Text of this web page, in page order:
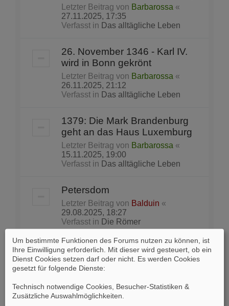
Letzter Beitrag von Barbarossa «
27.11.2025, 17:35
Verfasst in Das alltägliche Leben
26. November 1346 - Karl IV.
wird in Bonn gekrönt
Letzter Beitrag von Barbarossa «
26.11.2025, 21:12
Verfasst in Das alltägliche Leben
1379: Die Mark Brandenburg
geht an das Haus Luxemburg
Letzter Beitrag von Barbarossa «
15.11.2025, 19:00
Verfasst in Das alltägliche Leben
Petersdom
Letzter Beitrag von Balduin «
29.08.2025, 18:27
Verfasst in Die Römer
Lieblingsbeschäftigung der
Partei vor Wahlen in den USA:
das „Gerrymandering“
Letzter Beitrag vonSkeptik«
22.08.2025, 15:20
Verfasst in
Um bestimmte Funktionen des Forums nutzen zu können, ist
Ihre Einwilligung erforderlich. Mit dieser wird gesteuert, ob ein
Dienst Cookies setzen darf oder nicht. Es werden Cookies
gesetzt für folgende Dienste:
Technisch notwendige Cookies, Besucher-Statistiken &
Zusätzliche Auswahlmöglichkeiten